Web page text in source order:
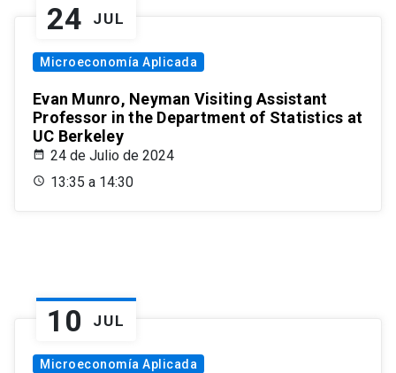
24 JUL
Microeconomía Aplicada
Evan Munro, Neyman Visiting Assistant
Professor in the Department of Statistics at
UC Berkeley
24 de Julio de 2024
13:35 a 14:30
10 JUL
Microeconomía Aplicada